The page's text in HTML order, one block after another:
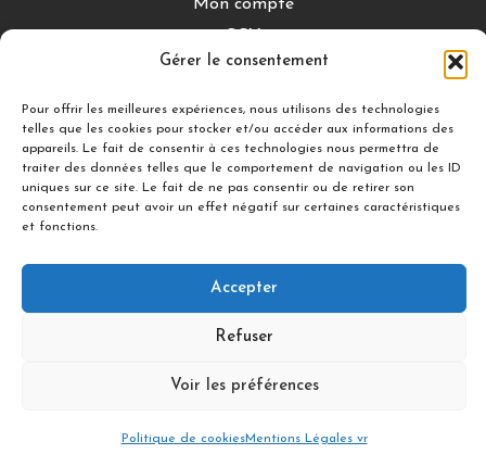
Gérer le consentement
Pour offrir les meilleures expériences, nous utilisons des technologies
telles que les cookies pour stocker et/ou accéder aux informations des
appareils. Le fait de consentir à ces technologies nous permettra de
traiter des données telles que le comportement de navigation ou les ID
uniques sur ce site. Le fait de ne pas consentir ou de retirer son
consentement peut avoir un effet négatif sur certaines caractéristiques
et fonctions.
Accepter
Refuser
Voir les préférences
Politique de cookiesMentions Légales vr
Mon compte
Mentions légales
Conditions de retour
DÉCOUVRIR
Suivez-nous
© 2021 illDESIGN-France